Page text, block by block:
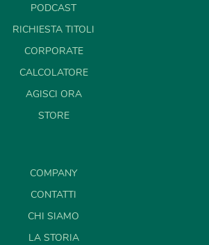
PODCAST
RICHIESTA TITOLI
CORPORATE
CALCOLATORE
AGISCI ORA
STORE
COMPANY
CONTATTI
CHI SIAMO
LA STORIA